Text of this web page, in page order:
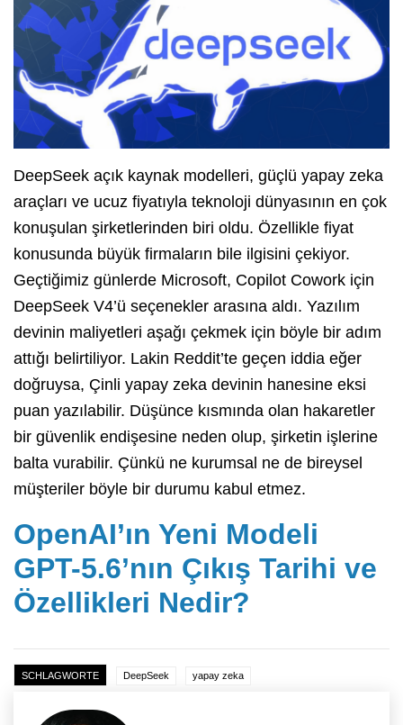
DeepSeek açık kaynak modelleri, güçlü yapay zeka
araçları ve ucuz fiyatıyla teknoloji dünyasının en çok
konuşulan şirketlerinden biri oldu. Özellikle fiyat
konusunda büyük firmaların bile ilgisini çekiyor.
Geçtiğimiz günlerde Microsoft, Copilot Cowork için
DeepSeek V4’ü seçenekler arasına aldı. Yazılım
devinin maliyetleri aşağı çekmek için böyle bir adım
attığı belirtiliyor. Lakin Reddit’te geçen iddia eğer
doğruysa, Çinli yapay zeka devinin hanesine eksi
puan yazılabilir. Düşünce kısmında olan hakaretler
bir güvenlik endişesine neden olup, şirketin işlerine
balta vurabilir. Çünkü ne kurumsal ne de bireysel
müşteriler böyle bir durumu kabul etmez.
OpenAI’ın Yeni Modeli
GPT-5.6’nın Çıkış Tarihi ve
Özellikleri Nedir?
SCHLAGWORTE DeepSeek yapay zeka